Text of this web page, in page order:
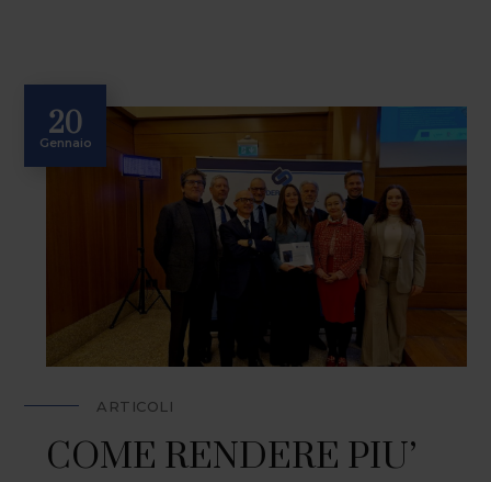
20
Gennaio
ARTICOLI
COME RENDERE PIU’